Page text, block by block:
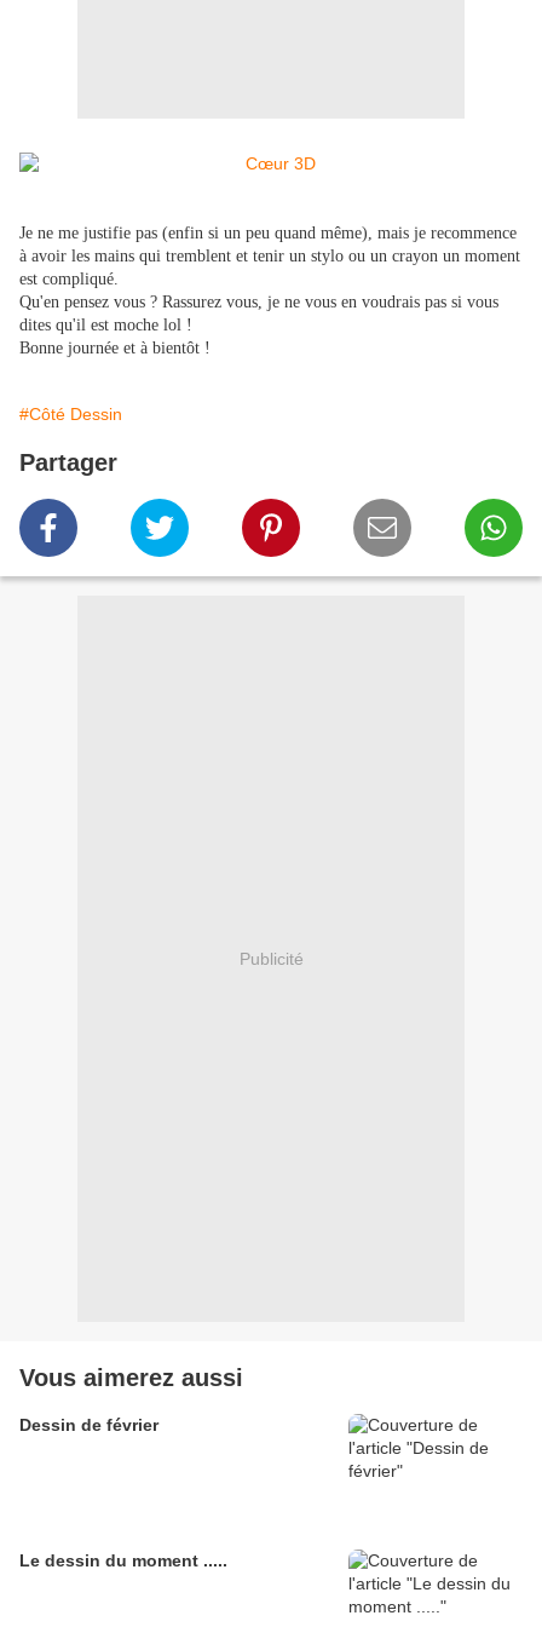
Je ne me justifie pas (enfin si un peu quand même), mais je recommence
à avoir les mains qui tremblent et tenir un stylo ou un crayon un moment
est compliqué.
Qu'en pensez vous ? Rassurez vous, je ne vous en voudrais pas si vous
dites qu'il est moche lol !
Bonne journée et à bientôt !
#Côté Dessin
Partager
Publicité
Vous aimerez aussi
Dessin de février
Le dessin du moment .....